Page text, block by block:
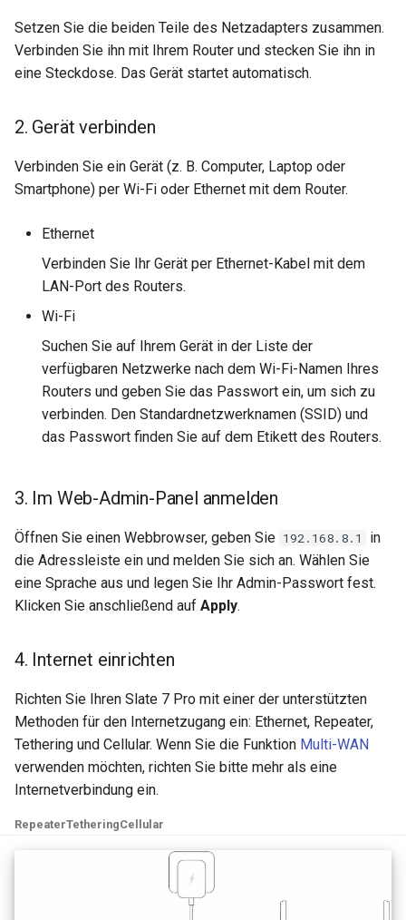
Setzen Sie die beiden Teile des Netzadapters zusammen.
Verbinden Sie ihn mit Ihrem Router und stecken Sie ihn in
eine Steckdose. Das Gerät startet automatisch.
2. Gerät verbinden
Verbinden Sie ein Gerät (z. B. Computer, Laptop oder
Smartphone) per Wi-Fi oder Ethernet mit dem Router.
Ethernet
Verbinden Sie Ihr Gerät per Ethernet-Kabel mit dem
LAN-Port des Routers.
Wi-Fi
Suchen Sie auf Ihrem Gerät in der Liste der
verfügbaren Netzwerke nach dem Wi-Fi-Namen Ihres
Routers und geben Sie das Passwort ein, um sich zu
verbinden. Den Standardnetzwerknamen (SSID) und
das Passwort finden Sie auf dem Etikett des Routers.
3. Im Web-Admin-Panel anmelden
Öffnen Sie einen Webbrowser, geben Sie 192.168.8.1
in
die Adressleiste ein und melden Sie sich an. Wählen Sie
eine Sprache aus und legen Sie Ihr Admin-Passwort fest.
Klicken Sie anschließend auf Apply.
4. Internet einrichten
Richten Sie Ihren Slate 7 Pro mit einer der unterstützten
Methoden für den Internetzugang ein: Ethernet, Repeater,
Tethering und Cellular. Wenn Sie die Funktion Multi-WAN
verwenden möchten, richten Sie bitte mehr als eine
Internetverbindung ein.
RepeaterTetheringCellular